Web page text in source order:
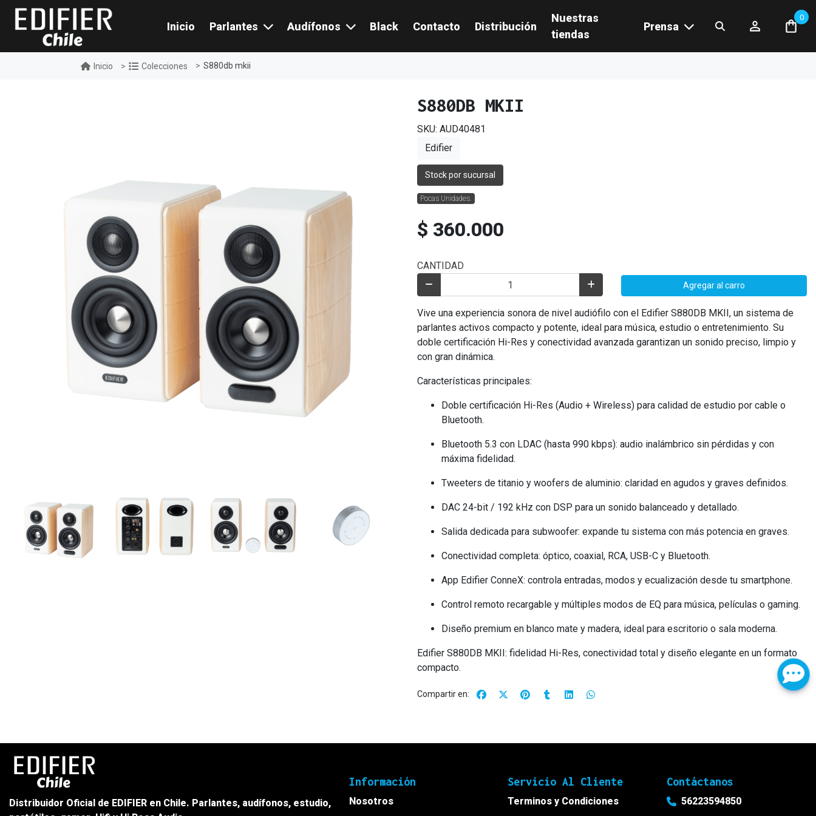
Inicio Parlantes Audífonos Black Contacto Distribución
Nuestras
tiendas
Prensa
0
Inicio Colecciones S880db mkii
S880DB MKII
SKU: AUD40481
Edifier
Stock por sucursal
Pocas Unidades.
$ 360.000
CANTIDAD
Agregar al carro
Vive una experiencia sonora de nivel audiófilo con el Edifier S880DB MKII, un sistema de
parlantes activos compacto y potente, ideal para música, estudio o entretenimiento. Su
doble certificación Hi-Res y conectividad avanzada garantizan un sonido preciso, limpio y
con gran dinámica.
Características principales:
Doble certificación Hi-Res (Audio + Wireless) para calidad de estudio por cable o
Bluetooth.
Bluetooth 5.3 con LDAC (hasta 990 kbps): audio inalámbrico sin pérdidas y con
máxima fidelidad.
Tweeters de titanio y woofers de aluminio: claridad en agudos y graves definidos.
DAC 24-bit / 192 kHz con DSP para un sonido balanceado y detallado.
Salida dedicada para subwoofer: expande tu sistema con más potencia en graves.
Conectividad completa: óptico, coaxial, RCA, USB-C y Bluetooth.
App Edifier ConneX: controla entradas, modos y ecualización desde tu smartphone.
Control remoto recargable y múltiples modos de EQ para música, películas o gaming.
Diseño premium en blanco mate y madera, ideal para escritorio o sala moderna.
Edifier S880DB MKII: fidelidad Hi-Res, conectividad total y diseño elegante en un formato
compacto.
Compartir en:
Distribuidor Oficial de EDIFIER en Chile. Parlantes, audífonos, estudio,
Información
Nosotros
Servicio Al Cliente
Terminos y Condiciones
Contáctanos
56223594850